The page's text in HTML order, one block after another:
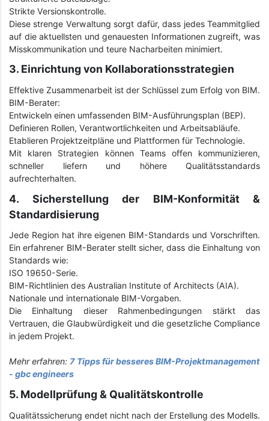
Strikte Versionskontrolle.
Diese strenge Verwaltung sorgt dafür, dass jedes Teammitglied
auf die aktuellsten und genauesten Informationen zugreift, was
Misskommunikation und teure Nacharbeiten minimiert.
3. Einrichtung von Kollaborationsstrategien
Effektive Zusammenarbeit ist der Schlüssel zum Erfolg von BIM.
BIM-Berater:
Entwickeln einen umfassenden BIM-Ausführungsplan (BEP).
Definieren Rollen, Verantwortlichkeiten und Arbeitsabläufe.
Etablieren Projektzeitpläne und Plattformen für Technologie.
Mit klaren Strategien können Teams offen kommunizieren,
schneller liefern und höhere Qualitätsstandards
aufrechterhalten.
4. Sicherstellung der BIM-Konformität &
Standardisierung
Jede Region hat ihre eigenen BIM-Standards und Vorschriften.
Ein erfahrener BIM-Berater stellt sicher, dass die Einhaltung von
Standards wie:
ISO 19650-Serie.
BIM-Richtlinien des Australian Institute of Architects (AIA).
Nationale und internationale BIM-Vorgaben.
Die Einhaltung dieser Rahmenbedingungen stärkt das
Vertrauen, die Glaubwürdigkeit und die gesetzliche Compliance
in jedem Projekt.
Mehr erfahren: 7 Tipps für besseres BIM-Projektmanagement
- gbc engineers
5. Modellprüfung & Qualitätskontrolle
Qualitätssicherung endet nicht nach der Erstellung des Modells.